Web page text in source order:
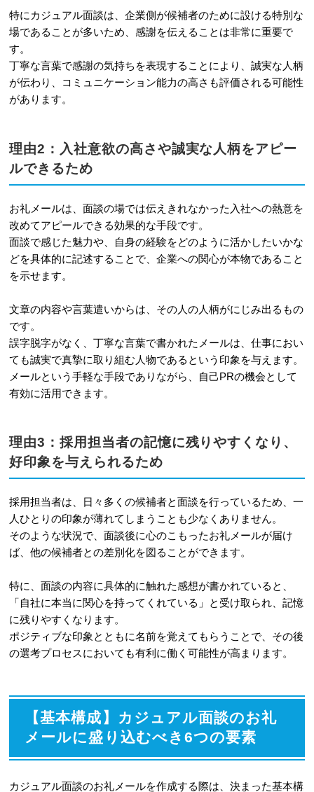
合
4-3
例文3：選考に進むかじっくり検討
したい場合
5
送信前にチェック！カジュアル面談の
5-1
NG例1：どの企業にも送れるような
抽象的な内容になっている
的な話がメインになっている
5-3 NG例3：改行が少なく、長文で読
みにくいメールになっている
よくある質問
6-1 Q1. 担当者の氏名や部署がわからな
い場合はどうすれば良い？
6-2 Q2. 担当者が複数いた場合、メール
6-3 Q3. 企業からお礼メールに返信が
来たら、さらに返信は必要？
7 まとめ
特にカジュアル面談は、企業側が候補者のために設ける特別な
場であることが多いため、感謝を伝えることは非常に重要で
す。
丁寧な言葉で感謝の気持ちを表現することにより、誠実な人柄
が伝わり、コミュニケーション能力の高さも評価される可能性
があります。
理由2：入社意欲の高さや誠実な人柄をアピー
ルできるため
お礼メールは、面談の場では伝えきれなかった入社への熱意を
改めてアピールできる効果的な手段です。
面談で感じた魅力や、自身の経験をどのように活かしたいかな
どを具体的に記述することで、企業への関心が本物であること
を示せます。
文章の内容や言葉遣いからは、その人の人柄がにじみ出るもの
です。
誤字脱字がなく、丁寧な言葉で書かれたメールは、仕事におい
ても誠実で真摯に取り組む人物であるという印象を与えます。
メールという手軽な手段でありながら、自己PRの機会として
有効に活用できます。
理由3：採用担当者の記憶に残りやすくなり、
好印象を与えられるため
採用担当者は、日々多くの候補者と面談を行っているため、一
人ひとりの印象が薄れてしまうことも少なくありません。
そのような状況で、面談後に心のこもったお礼メールが届け
ば、他の候補者との差別化を図ることができます。
特に、面談の内容に具体的に触れた感想が書かれていると、
「自社に本当に関心を持ってくれている」と受け取られ、記憶
に残りやすくなります。
ポジティブな印象とともに名前を覚えてもらうことで、その後
の選考プロセスにおいても有利に働く可能性が高まります。
【基本構成】カジュアル面談のお礼
メールに盛り込むべき6つの要素
カジュアル面談のお礼メールを作成する際は、決まった基本構